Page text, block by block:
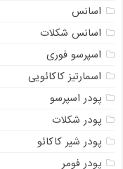
اسانس
اسانس شکلات
اسپرسو فوری
اسمارتیز کاکائویی
پودر اسپرسو
پودر شکلات
پودر شیر کاکائو
پودر فومر